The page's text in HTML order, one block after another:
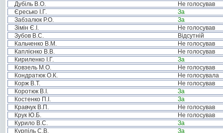
Дубіль В.О.
Не голосував
Єресько І.Г.
За
Забзалюк Р.О.
За
Зімін Є.І.
Не голосував
Зубов В.С.
Відсутній
Кальченко В.М.
Не голосував
Каплієнко В.В.
Не голосував
Кириленко І.Г.
За
Ковзель М.О.
Не голосував
Кондратюк О.К.
Не голосувала
Корж В.Т.
Не голосував
Коротюк В.І.
За
Костенко П.І.
За
Кравчук В.П.
Не голосував
Крук Ю.Б.
Не голосував
Курило В.С.
За
Курпіль С.В.
За